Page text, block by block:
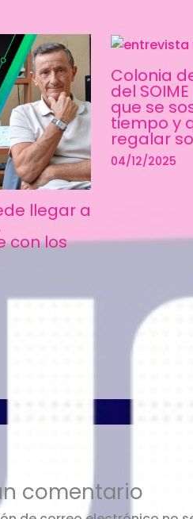
llegar a
con los
Colonia
del
que se
tiempo y
regalar
04/12/2025
comentario